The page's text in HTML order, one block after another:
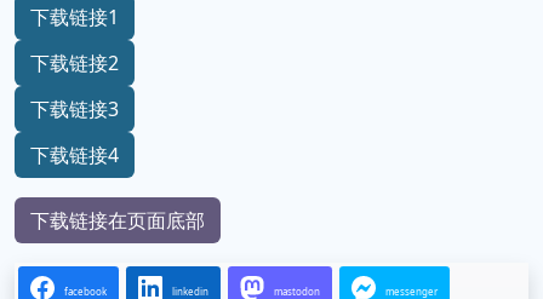
下载链接1
下载链接2
下载链接3
下载链接4
下载链接在页面底部
facebook linkedin mastodon messenger